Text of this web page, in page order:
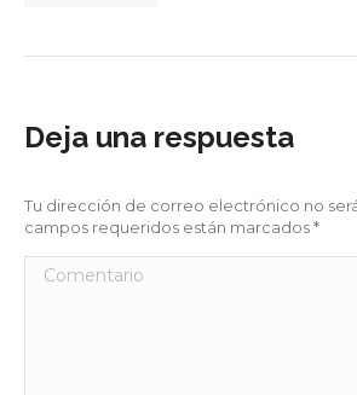
Deja una respuesta
Tu dirección de correo electrónico no
campos requeridos están marcados*
Comentario